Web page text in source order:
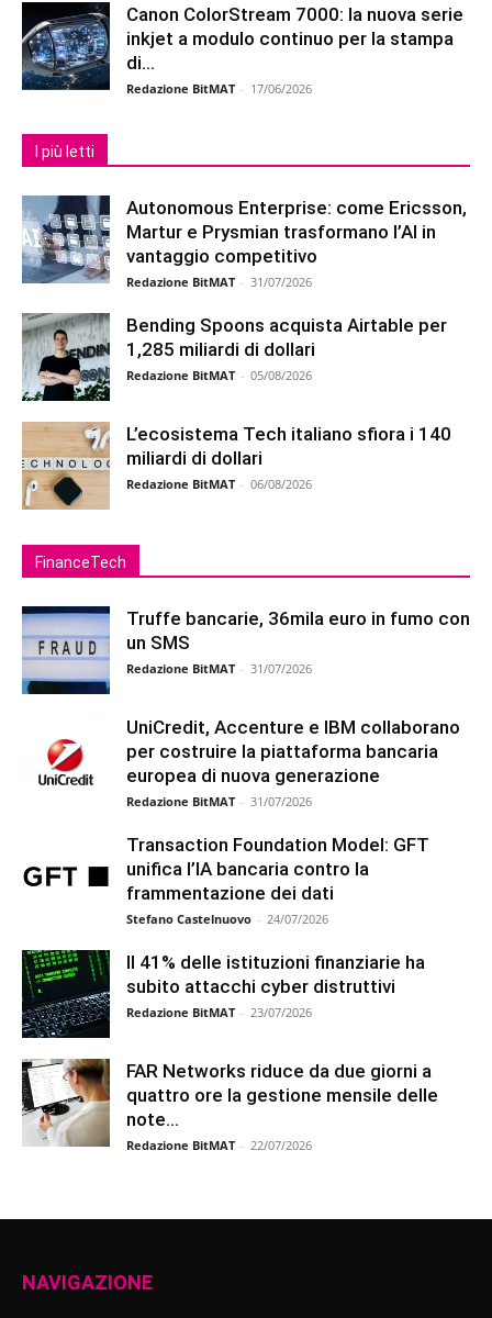
Canon ColorStream 7000: la nuova serie
inkjet a modulo continuo per la stampa
di...
Redazione BitMAT - 17/06/2026
I più letti
Autonomous Enterprise: come Ericsson,
Martur e Prysmian trasformano l’AI in
vantaggio competitivo
Redazione BitMAT - 31/07/2026
Bending Spoons acquista Airtable per
1,285 miliardi di dollari
Redazione BitMAT - 05/08/2026
L’ecosistema Tech italiano sfiora i 140
miliardi di dollari
Redazione BitMAT - 06/08/2026
FinanceTech
Truffe bancarie, 36mila euro in fumo con
un SMS
Redazione BitMAT - 31/07/2026
UniCredit, Accenture e IBM collaborano
per costruire la piattaforma bancaria
europea di nuova generazione
Redazione BitMAT - 31/07/2026
Transaction Foundation Model: GFT
unifica l’IA bancaria contro la
frammentazione dei dati
Stefano Castelnuovo - 24/07/2026
Il 41% delle istituzioni finanziarie ha
subito attacchi cyber distruttivi
Redazione BitMAT - 23/07/2026
FAR Networks riduce da due giorni a
quattro ore la gestione mensile delle
note...
Redazione BitMAT - 22/07/2026
NAVIGAZIONE